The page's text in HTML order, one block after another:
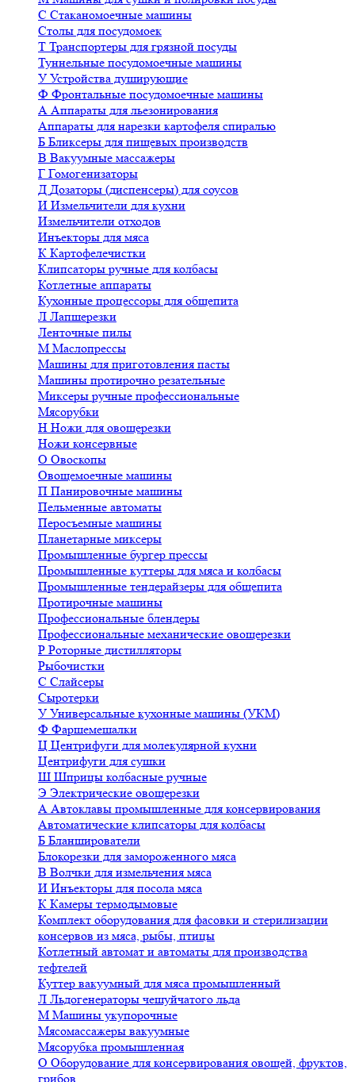
С Стаканомоечные машины
Столы для посудомоек
Т Транспортеры для грязной посуды
Туннельные посудомоечные машины
У Устройства душирующие
Ф Фронтальные посудомоечные машины
А Аппараты для льезонирования
Аппараты для нарезки картофеля спиралью
Б Бликсеры для пищевых производств
В Вакуумные массажеры
Г Гомогенизаторы
Д Дозаторы (диспенсеры) для соусов
И Измельчители для кухни
Измельчители отходов
Инъекторы для мяса
К Картофелечистки
Клипсаторы ручные для колбасы
Котлетные аппараты
Кухонные процессоры для общепита
Л Лапшерезки
Ленточные пилы
М Маслопрессы
Машины для приготовления пасты
Машины протирочно резательные
Миксеры ручные профессиональные
Мясорубки
Н Ножи для овощерезки
Ножи консервные
О Овоскопы
Овощемоечные машины
П Панировочные машины
Пельменные автоматы
Перосъемные машины
Планетарные миксеры
Промышленные бургер прессы
Промышленные куттеры для мяса и колбасы
Промышленные тендерайзеры для общепита
Протирочные машины
Профессиональные блендеры
Профессиональные механические овощерезки
Р Роторные дистилляторы
Рыбочистки
С Слайсеры
Сыротерки
У Универсальные кухонные машины (УКМ)
Ф Фаршемешалки
Ц Центрифуги для молекулярной кухни
Центрифуги для сушки
Ш Шприцы колбасные ручные
Э Электрические овощерезки
А Автоклавы промышленные для консервирования
Автоматические клипсаторы для колбасы
Б Бланширователи
Блокорезки для замороженного мяса
В Волчки для измельчения мяса
И Инъекторы для посола мяса
К Камеры термодымовые
Комплект оборудования для фасовки и стерилизации
консервов из мяса, рыбы, птицы
Котлетный автомат и автоматы для производства
тефтелей
Куттер вакуумный для мяса промышленный
Л Льдогенераторы чешуйчатого льда
М Машины укупорочные
Мясомассажеры вакуумные
Мясорубка промышленная
О Оборудование для консервирования овощей, фруктов,
грибов